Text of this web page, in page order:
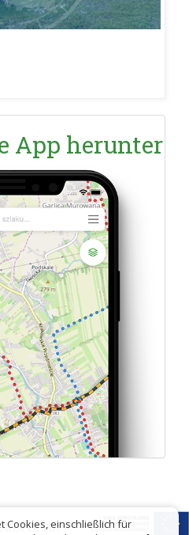
App herunter
Cookies, einschließlich für